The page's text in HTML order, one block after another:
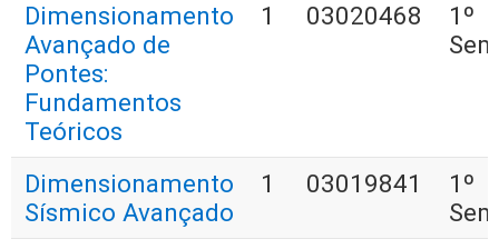
Dimensionamento
Avançado de
Pontes:
Fundamentos
Teóricos
1 03020468
1º
Dimensionamento
Sísmico Avançado
1 03019841
1º